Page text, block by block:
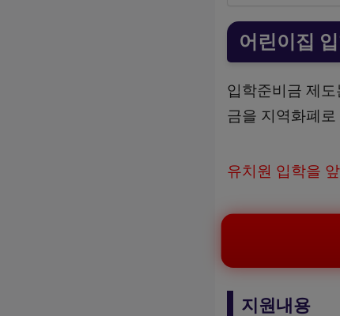
어린이집
입학준비금 제
금을 지역화폐
유치원 입학을
지원내용